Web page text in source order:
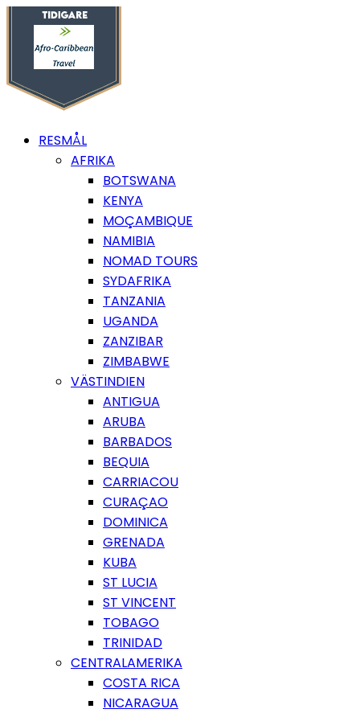
RESMÅL
AFRIKA
BOTSWANA
KENYA
MOÇAMBIQUE
NAMIBIA
NOMAD TOURS
SYDAFRIKA
TANZANIA
UGANDA
ZANZIBAR
ZIMBABWE
VÄSTINDIEN
ANTIGUA
ARUBA
BARBADOS
BEQUIA
CARRIACOU
CURAÇAO
DOMINICA
GRENADA
KUBA
ST LUCIA
ST VINCENT
TOBAGO
TRINIDAD
CENTRALAMERIKA
COSTA RICA
NICARAGUA